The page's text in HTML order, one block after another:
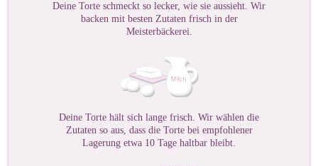
Deine Torte schmeckt so lecker, wie sie aussieht. Wir
backen mit besten Zutaten frisch in der
Meisterbäckerei.
Deine Torte hält sich lange frisch. Wir wählen die
Zutaten so aus, dass die Torte bei empfohlener
Lagerung etwa 10 Tage haltbar bleibt.